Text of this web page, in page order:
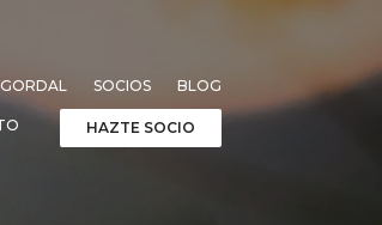
GORDAL SOCIOS BLOG
HAZTE SOCIO